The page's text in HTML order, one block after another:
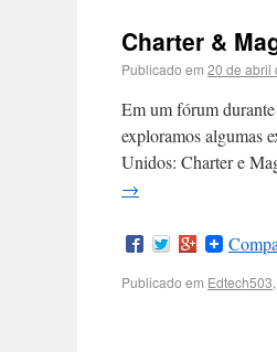
Charter &
Publicado em 20 de abril
Em um fórum
exploramos algumas
Unidos: Charter e
→
Publicado em Edtech503,